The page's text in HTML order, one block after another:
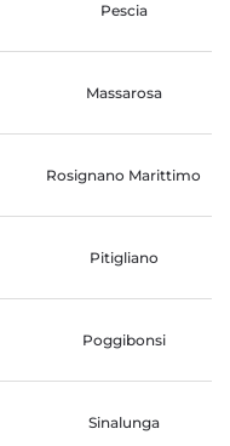
Pescia
Massarosa
Rosignano Marittimo
Pitigliano
Poggibonsi
Sinalunga